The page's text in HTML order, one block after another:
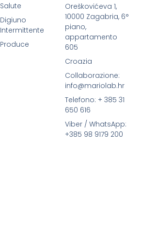
Salute
Digiuno
Intermittente
Produce
Oreškovićeva 1,
10000 Zagabria, 6°
piano,
appartamento
605
Croazia
Collaborazione:
info@mariolab.hr
Telefono: + 385 31
650 616
Viber / WhatsApp:
+385 98 9179 200